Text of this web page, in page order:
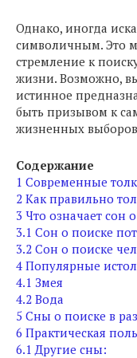
Однако, иногда
символичным. Это
стремление к
жизни. Возможно,
истинное
быть призывом к
жизненных
Содержание
1 Современные
2 Как правильно
3 Что означает сон
3.1 Сон о поиске
3.2 Сон о поиске
4 Популярные
4.1 Змея
4.2 Вода
5 Сны о поиске в
6 Практическая
6.1 Другие сны: